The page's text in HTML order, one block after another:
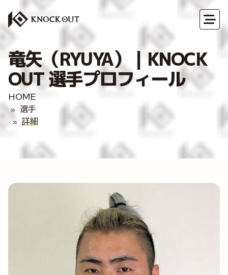
竜矢（RYUYA）｜KNOCK
OUT 選手プロフィール
HOME
選手
詳細